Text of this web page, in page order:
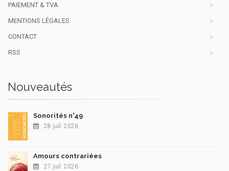
PAIEMENT & TVA
MENTIONS LÉGALES
CONTACT
RSS
Nouveautés
Sonorités n°49
28 juil. 2026
Amours contrariées
27 juil. 2026